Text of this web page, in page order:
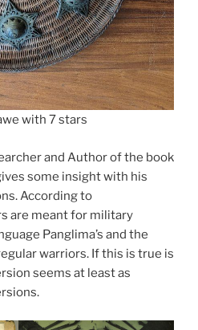
with 7 stars
and Author of the book
some insight with his
According to
are meant for military
Panglima’s and the
warriors. If this is true is
seems at least as